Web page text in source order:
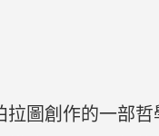
拉圖創作的一部